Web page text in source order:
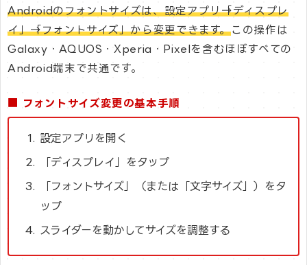
Androidのフォントサイズは、設定アプリ→「ディスプレ
イ」→「フォントサイズ」から変更できます。この操作は
Galaxy・AQUOS・Xperia・Pixelを含むほぼすべての
Android端末で共通です。
■ フォントサイズ変更の基本手順
設定アプリを開く
「ディスプレイ」をタップ
「フォントサイズ」（または「文字サイズ」）をタ
ップ
スライダーを動かしてサイズを調整する